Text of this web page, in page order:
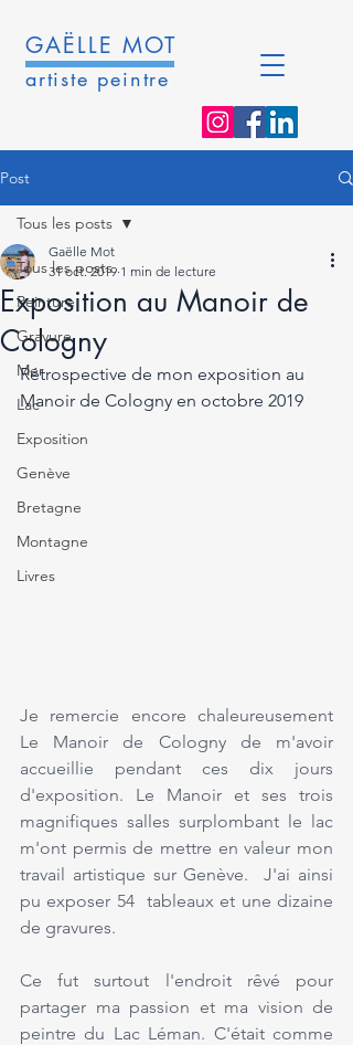
GAËLLE MOT
artiste peintre
Post
Tous les posts
Peinture
Gravure
Mer
Lac
Exposition
Genève
Bretagne
Montagne
Livres
Tous les posts
Exposition au Manoir de
Cologny
Gaëlle Mot
31 oct. 2019 1 min de lecture
Rétrospective de mon exposition au
Manoir de Cologny en octobre 2019
Je remercie encore chaleureusement
Le Manoir de Cologny de m'avoir
accueillie pendant ces dix jours
d'exposition. Le Manoir et ses trois
magnifiques salles surplombant le lac
m'ont permis de mettre en valeur mon
travail artistique sur Genève.  J'ai ainsi
pu exposer 54  tableaux et une dizaine
de gravures.
Ce fut surtout l'endroit rêvé pour
partager ma passion et ma vision de
peintre du Lac Léman. C'était comme